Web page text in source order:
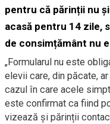
pentru că părinții nu
acasă pentru 14 zile,
de consimțământ nu
„Formularul nu este
elevii care, din păcate,
cazul în care acele
este confirmat ca fiind
vizează și părinții